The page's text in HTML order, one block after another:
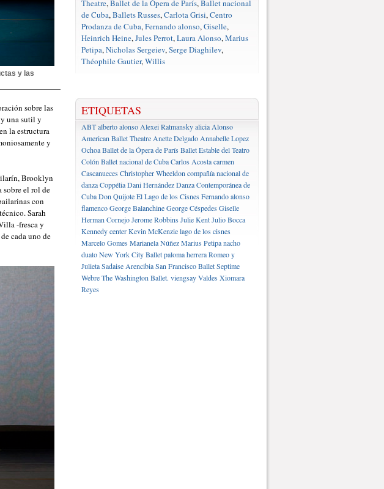
y las
sobre las
una sutil y
la estructura
y
Brooklyn
sobre el rol de
con
Sarah
-fresca y
cada uno de
Theatre,Ballet de la Ópera de París,Ballet nacional
de Cuba,Ballets Russes,Carlota Grisi,Centro
Prodanza de Cuba,Fernando alonso,Giselle,
Heinrich Heine,Jules Perrot,Laura Alonso,Marius
Petipa,Nicholas Sergeiev,Serge Diaghilev,
Théophile Gautier,Willis
ETIQUETAS
ABTalberto alonso Alexei Ratmanskyalicia Alonso
American Ballet Theatre Anette Delgado Annabelle Lopez
OchoaBallet de la Ópera de ParísBallet Estable del Teatro
Colón Ballet nacional de CubaCarlos Acostacarmen
CascanuecesChristopher Wheeldon compañía nacional de
danzaCoppéliaDani HernándezDanza Contemporánea de
CubaDon QuijoteEl Lago de los CisnesFernando alonso
flamencoGeorge BalanchineGeorge CéspedesGiselle
Herman CornejoJerome RobbinsJulie KentJulio Bocca
Kennedy centerKevin McKenzielago de los cisnes
Marcelo GomesMarianela NúñezMarius Petipanacho
duatoNew York City Balletpaloma herreraRomeo y
JulietaSadaise ArencibiaSan Francisco BalletSeptime
WebreThe Washington Ballet. viengsay ValdesXiomara
Reyes